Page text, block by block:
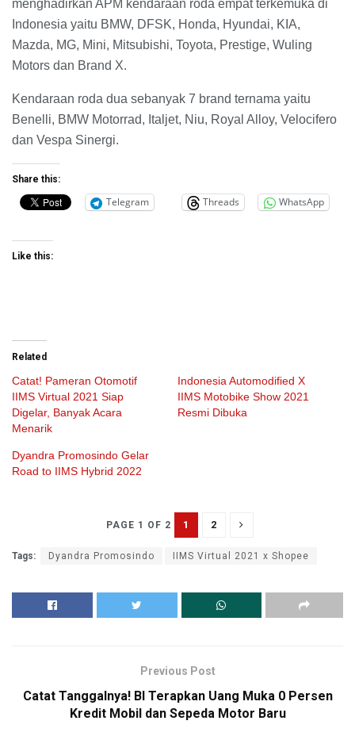
menghadirkan APM kendaraan roda empat terkemuka di
Indonesia yaitu BMW, DFSK, Honda, Hyundai, KIA,
Mazda, MG, Mini, Mitsubishi, Toyota, Prestige, Wuling
Motors dan Brand X.
Kendaraan roda dua sebanyak 7 brand ternama yaitu
Benelli, BMW Motorrad, Italjet, Niu, Royal Alloy, Velocifero
dan Vespa Sinergi.
Share this:
Telegram Threads WhatsApp
Like this:
Related
Catat! Pameran Otomotif
IIMS Virtual 2021 Siap
Digelar, Banyak Acara
Menarik
Indonesia Automodified X
IIMS Motobike Show 2021
Resmi Dibuka
Dyandra Promosindo Gelar
Road to IIMS Hybrid 2022
PAGE 1 OF 2 1 2
Tags: Dyandra Promosindo IIMS Virtual 2021 x Shopee
Previous Post
Catat Tanggalnya! BI Terapkan Uang Muka 0 Persen
Kredit Mobil dan Sepeda Motor Baru